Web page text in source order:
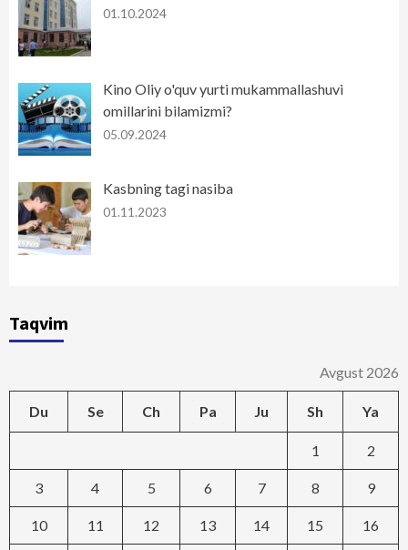
01.10.2024
Kino Oliy o'quv yurti mukammallashuvi
omillarini bilamizmi?
05.09.2024
Kasbning tagi nasiba
01.11.2023
Taqvim
Avgust 2026
Du Se Ch Pa Ju Sh Ya
1 2
3 4 5 6 7 8 9
10 11 12 13 14 15 16